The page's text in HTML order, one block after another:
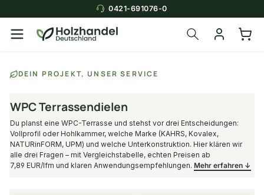
0421-691076-0
Sekunden das
DEIN PROJEKT, UNSER SERVICE
WPC Terrassendielen
Du planst eine WPC-Terrasse und stehst vor drei Entscheidungen:
Vollprofil oder Hohlkammer, welche Marke (KAHRS, Kovalex,
NATURinFORM, UPM) und welche Unterkonstruktion. Hier klären wir
alle drei Fragen – mit Vergleichstabelle, echten Preisen ab
7,89 EUR/lfm und klaren Anwendungsempfehlungen. Mehr erfahren ↓